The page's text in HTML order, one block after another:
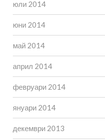
юли 2014
юни 2014
май 2014
април 2014
февруари 2014
януари 2014
декември 2013